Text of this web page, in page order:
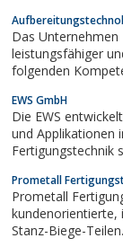
Das
leistungsfähiger
folgenden
vielseitigen
EWS GmbH
Die EWS
und Applikationen
Fertigungstechnik
die Herstellung
ergänzen unser
Prometall
Prometall
kundenorientierte, individuell zugeschnittene Fertigung von
Stanz-Biege-